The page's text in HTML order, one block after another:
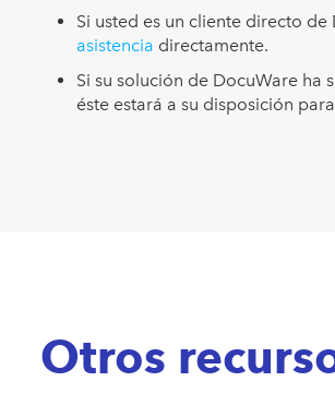
Si usted es un cliente directo
asistencia directamente.
Si su solución de DocuWare ha
éste estará a su disposición
Otros